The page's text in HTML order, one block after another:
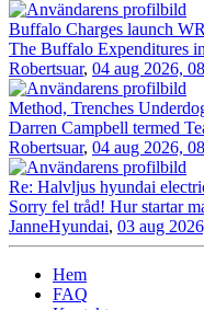
Buffalo Charges launch
The Buffalo Expenditures
Robertsuar, 04 aug 2026,
Method, Trenches
Darren Campbell termed
Robertsuar, 04 aug 2026,
Re: Halvljus hyundai
Sorry fel tråd! Hur startar
JanneHyundai, 03 aug
Hem
FAQ